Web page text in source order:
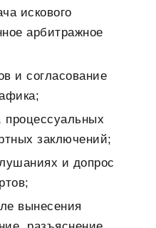
искового
арбитражное
и согласование
процессуальных
заключений;
и допрос
вынесения